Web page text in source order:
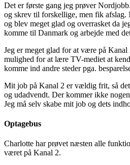
Det er første gang jeg prøver
og skrev til forskellige, men fik afslag.
og blev meget glad og overrasket da
komme til Danmark og arbejde med
Jeg er meget glad for at være på Kanal
mulighed for at lære TV-mediet at
komme ind andre steder pga.
Mit job på Kanal 2 er vældig frit, så
og udadvendt. Der kommer ikke
Jeg må selv skabe mit job og dets
Optagebus
Charlotte har prøvet næsten alle
været på Kanal 2.